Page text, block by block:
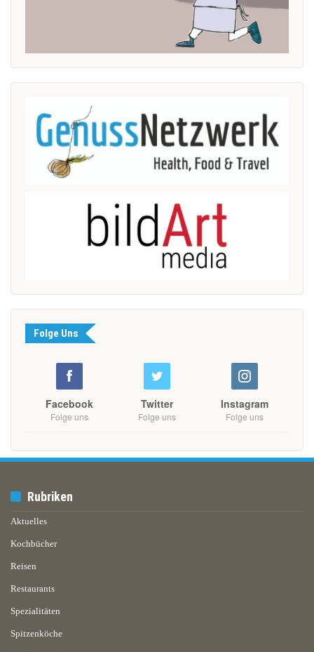
Folge Uns
Facebook
Folge uns
Twitter
Folge uns
Instagram
Folge uns
Rubriken
Aktuelles
Kochbücher
Reisen
Restaurants
Spezialitäten
Spitzenköche